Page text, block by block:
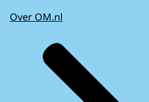
Over OM.nl